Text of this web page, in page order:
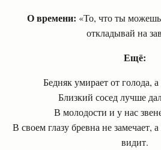
О времени: «То, что ты можешь
откладывай на
Ещё:
Бедняк умирает от голода, а
Близкий сосед лучше
В молодости и у нас
В своем глазу бревна не замечает,
видит.